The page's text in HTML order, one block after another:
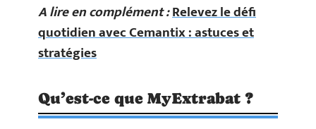
A lire en complément :Relevez le défi
quotidien avec Cemantix : astuces et
stratégies
Qu’est-ce que MyExtrabat ?